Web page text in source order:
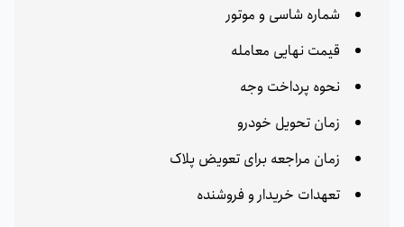
شماره شاسی و موتور
قیمت نهایی معامله
نحوه پرداخت وجه
زمان تحویل خودرو
زمان مراجعه برای تعویض پلاک
تعهدات خریدار و فروشنده